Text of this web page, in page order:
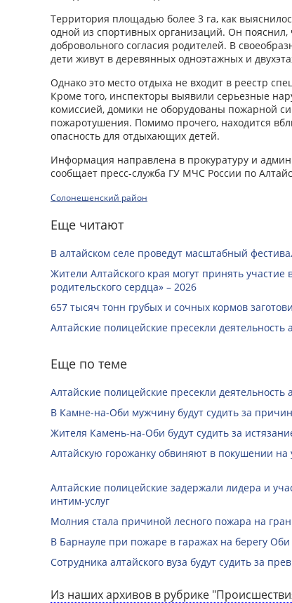
Территория площадью более 3 га, как
одной из спортивных организаций. Он пояснил,
добровольного согласия родителей. В
дети живут в деревянных одноэтажных и
Однако это место отдыха не входит в реестр
Кроме того, инспекторы выявили серьезные
комиссией, домики не оборудованы пожарной
пожаротушения. Помимо прочего, находится
опасность для отдыхающих детей.
Информация направлена в прокуратуру и
сообщает пресс-служба ГУ МЧС России по
Солонешенский район
Еще читают
В алтайском селе проведут масштабный
Жители Алтайского края могут принять участие
родительского сердца» – 2026
657 тысяч тонн грубых и сочных кормов
Алтайские полицейские пресекли
Еще по теме
Алтайские полицейские пресекли
В Камне-на-Оби мужчину будут судить за
Жителя Камень-на-Оби будут судить за
Алтайскую горожанку обвиняют в покушении на
Алтайские полицейские задержали лидера и
интим-услуг
Молния стала причиной лесного пожара на
В Барнауле при пожаре в гаражах на берегу
Сотрудника алтайского вуза будут судить за
Из наших архивов в рубрике